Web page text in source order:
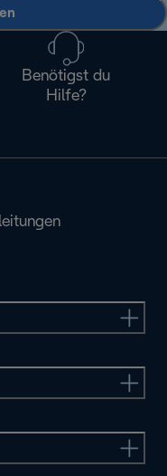
Benötigst du
Hilfe?